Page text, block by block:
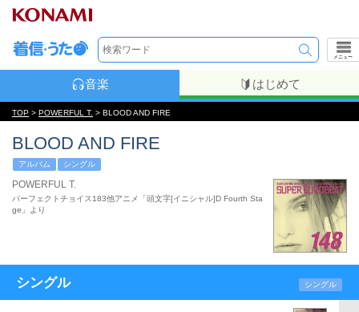
メニュー
音楽 はじめて
TOP > POWERFUL T. > BLOOD AND FIRE
BLOOD AND FIRE
アルバム シングル
POWERFUL T.
パーフェクトチョイス183他アニメ「頭文字[イニシャル]D Fourth Sta
ge」より
シングル シングル